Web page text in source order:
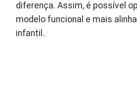
diferença. Assim, é possível
modelo funcional e mais
infantil.